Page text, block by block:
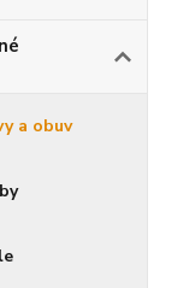
a obuv